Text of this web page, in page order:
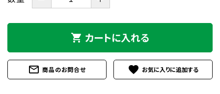
shopping_cart カートに入れる
mail_outline 商品のお問合せ favorite